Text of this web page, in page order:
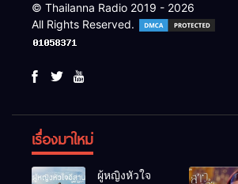
© Thailanna Radio 2019 - 2026
All Rights Reserved.
เรื่องมาใหม่
ผู้หญิงหัวใจ